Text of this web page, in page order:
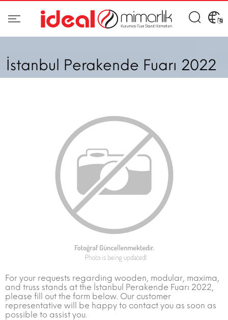
İstanbul Perakende Fuarı 2022
For your requests regarding wooden, modular, maxima,
and truss stands at the İstanbul Perakende Fuarı 2022,
please fill out the form below. Our customer
representative will be happy to contact you as soon as
possible to assist you.